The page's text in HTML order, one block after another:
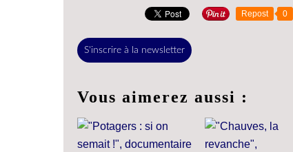
Repost 0
S'inscrire à la newsletter
Vous aimerez aussi :